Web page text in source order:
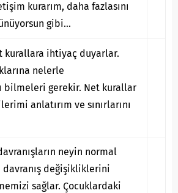
kurarım, daha fazlasını
gibi…
ihtiyaç duyarlar.
nelerle
bilmeleri gerekir. Net kurallar
anlatırım ve sınırlarını
neyin normal
değişikliklerini
sağlar. Çocuklardaki